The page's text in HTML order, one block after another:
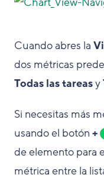
Cuando abres la
dos métricas
Todas las tareasy
Si necesitas más
usando el botón +
de elemento para
métrica entre la